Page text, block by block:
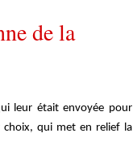
de la
leur était envoyée pour
choix, qui met en relief la